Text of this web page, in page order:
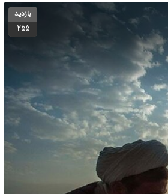
بازدید
255